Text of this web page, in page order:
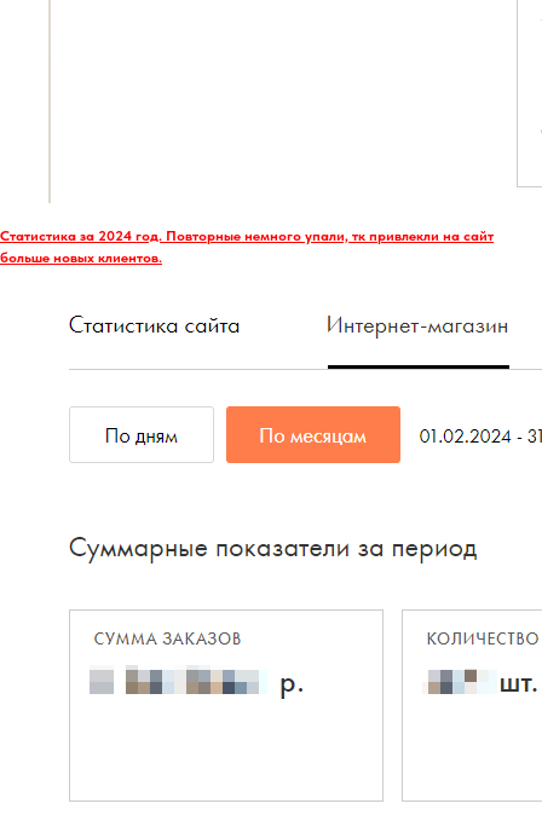
Статистика за 2024 год. Повторные немного упали, тк привлекли на сайт
больше новых клиентов.